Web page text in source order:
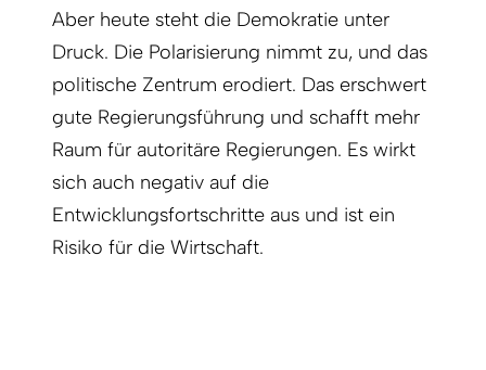
Aber heute steht die Demokratie unter
Druck. Die Polarisierung nimmt zu, und das
politische Zentrum erodiert. Das erschwert
gute Regierungsführung und schafft mehr
Raum für autoritäre Regierungen. Es wirkt
sich auch negativ auf die
Entwicklungsfortschritte aus und ist ein
Risiko für die Wirtschaft.